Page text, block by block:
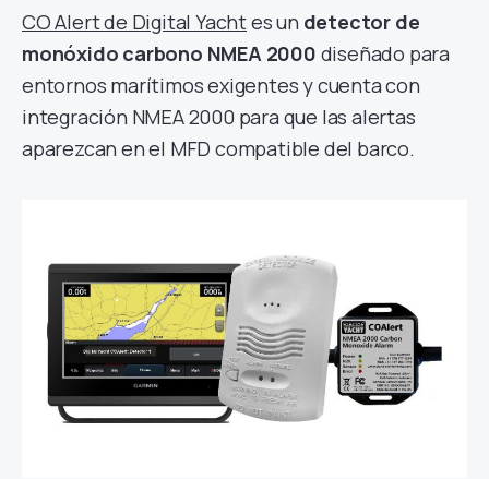
CO Alert de Digital Yachtes un detector de
monóxido carbono NMEA 2000 diseñado para
entornos marítimos exigentes y cuenta con
integración NMEA 2000 para que las alertas
aparezcan en el MFD compatible del barco.